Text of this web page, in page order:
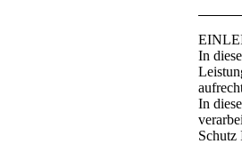
In
In
Schutz